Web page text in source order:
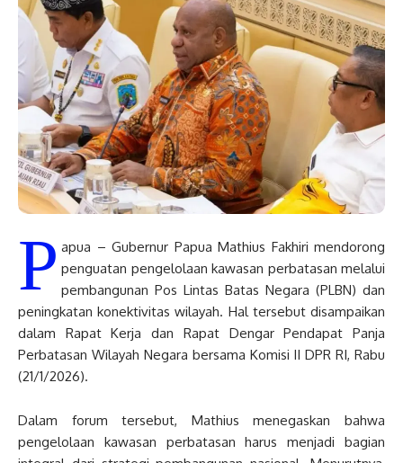
P apua – Gubernur Papua Mathius Fakhiri mendorong
penguatan pengelolaan kawasan perbatasan melalui
pembangunan Pos Lintas Batas Negara (PLBN) dan
peningkatan konektivitas wilayah. Hal tersebut disampaikan
dalam Rapat Kerja dan Rapat Dengar Pendapat Panja
Perbatasan Wilayah Negara bersama Komisi II DPR RI, Rabu
(21/1/2026).
Dalam forum tersebut, Mathius menegaskan bahwa
pengelolaan kawasan perbatasan harus menjadi bagian